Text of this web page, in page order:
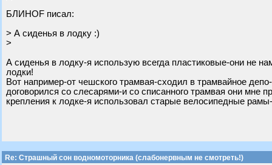
БЛИНОF писал:
> А сиденья в лодку :)
>
А сиденья в лодку-я использую всегда пластиковые-они не
лодки!
Вот например-от чешского трамвая-сходил в трамвайное
договорился со слесарями-и со списанного трамвая они мне
крепления к лодке-я использовал старые велосипедные
Re: Страшный сон водномоторника (слабонервным не смотреть!)